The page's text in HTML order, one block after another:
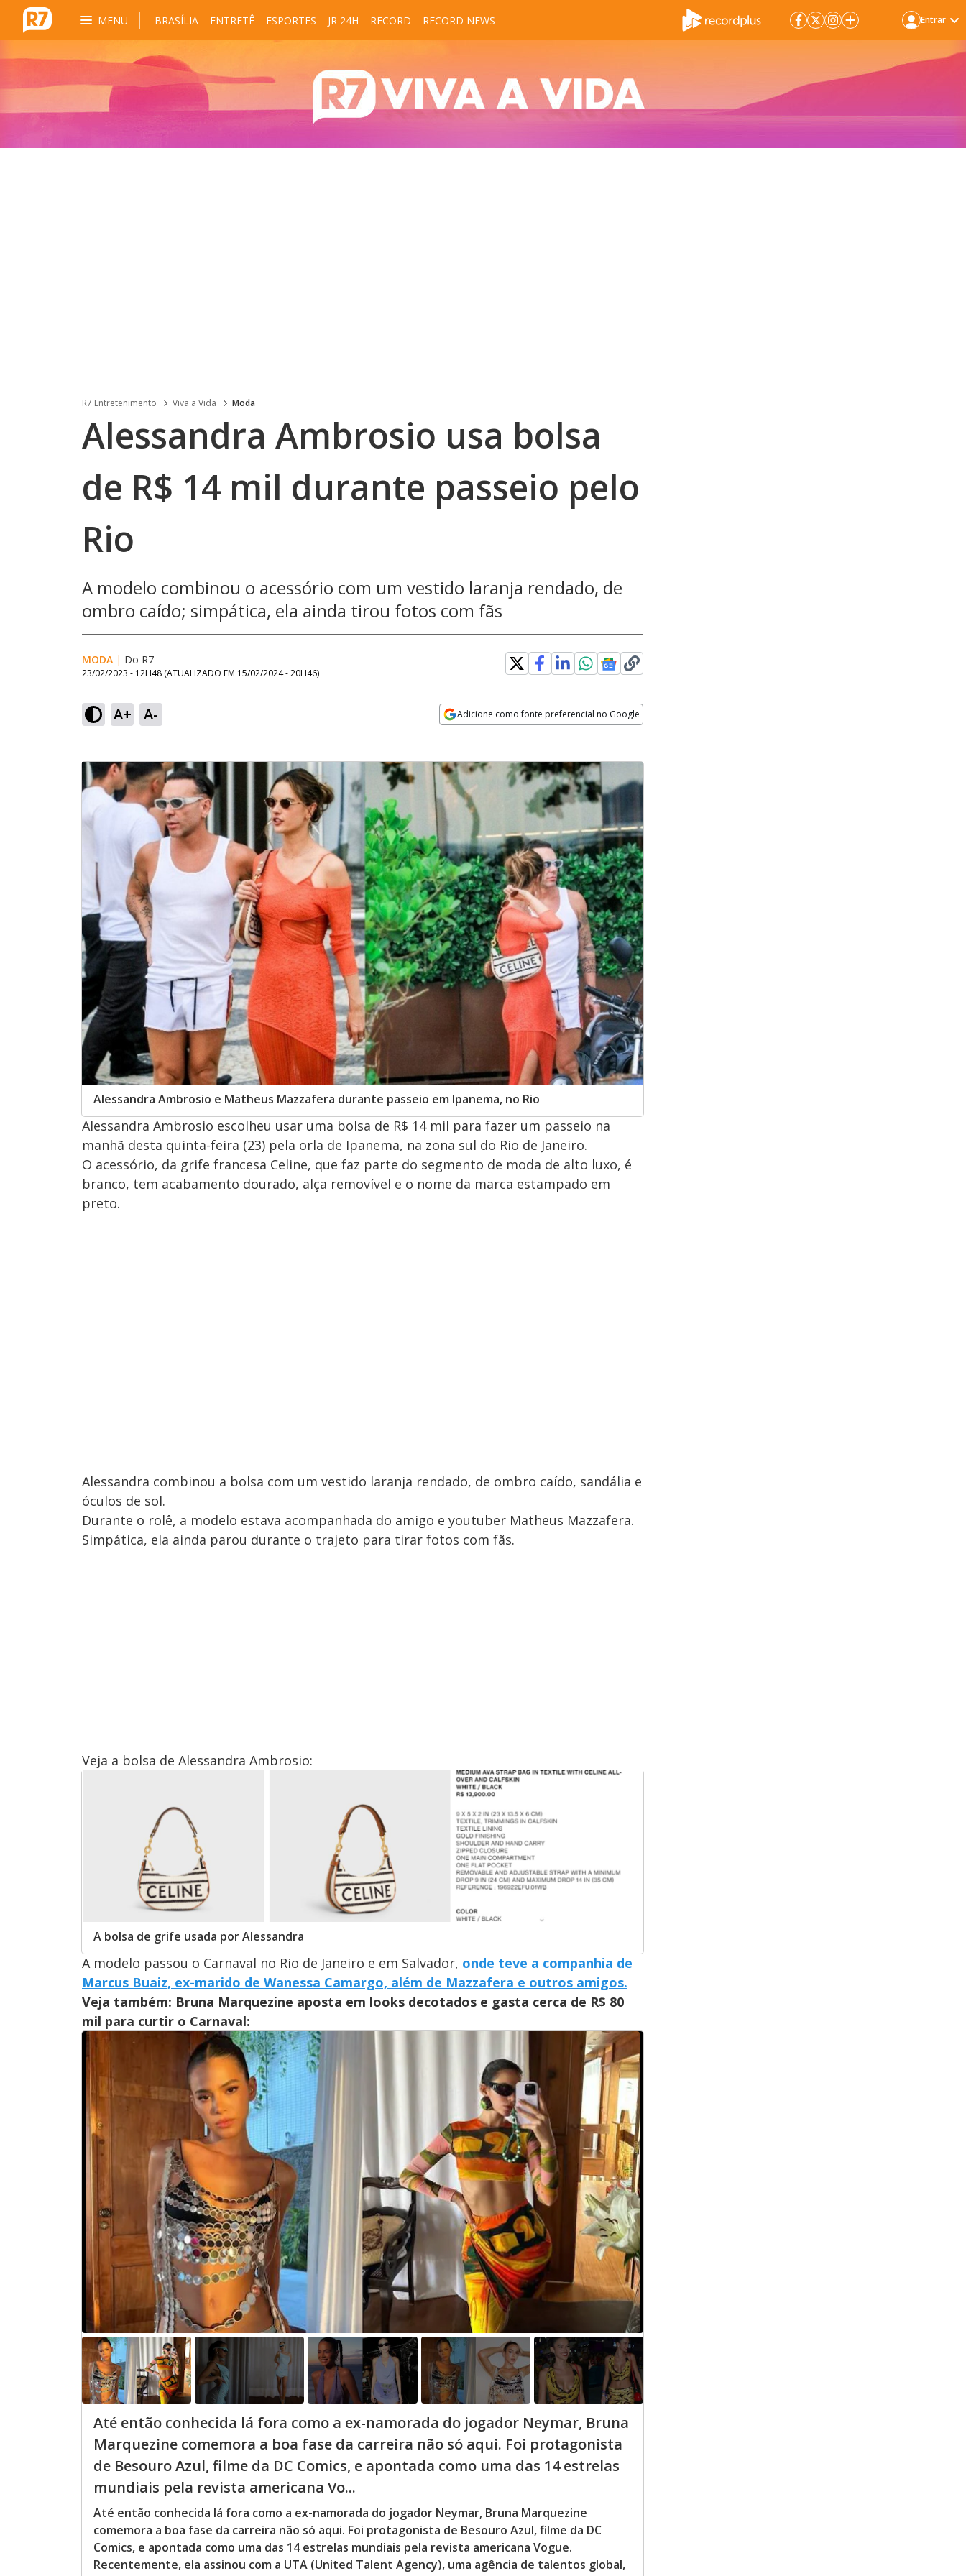
MENU BRASÍLIA ENTRETÊ ESPORTES JR 24H RECORD RECORD NEWS Entrar
R7 Entretenimento Viva a Vida Moda
Alessandra Ambrosio usa bolsa
de R$ 14 mil durante passeio pelo
Rio
A modelo combinou o acessório com um vestido laranja rendado, de
ombro caído; simpática, ela ainda tirou fotos com fãs
MODA | Do R7
23/02/2023 - 12H48 (ATUALIZADO EM 15/02/2024 - 20H46)
A+ A- Adicione como fonte preferencial no Google
Alessandra Ambrosio e Matheus Mazzafera durante passeio em Ipanema, no Rio
Alessandra Ambrosio escolheu usar uma bolsa de R$ 14 mil para fazer um passeio na
manhã desta quinta-feira (23) pela orla de Ipanema, na zona sul do Rio de Janeiro.
O acessório, da grife francesa Celine, que faz parte do segmento de moda de alto luxo, é
branco, tem acabamento dourado, alça removível e o nome da marca estampado em
preto.
Alessandra combinou a bolsa com um vestido laranja rendado, de ombro caído, sandália e
óculos de sol.
Durante o rolê, a modelo estava acompanhada do amigo e youtuber Matheus Mazzafera.
Simpática, ela ainda parou durante o trajeto para tirar fotos com fãs.
Veja a bolsa de Alessandra Ambrosio:
A bolsa de grife usada por Alessandra
A modelo passou o Carnaval no Rio de Janeiro e em Salvador, onde teve a companhia de
Marcus Buaiz, ex-marido de Wanessa Camargo, além de Mazzafera e outros amigos.
Veja também: Bruna Marquezine aposta em looks decotados e gasta cerca de R$ 80
mil para curtir o Carnaval:
Até então conhecida lá fora como a ex-namorada do jogador Neymar, Bruna
Marquezine comemora a boa fase da carreira não só aqui. Foi protagonista
de Besouro Azul, filme da DC Comics, e apontada como uma das 14 estrelas
mundiais pela revista americana Vo...
Até então conhecida lá fora como a ex-namorada do jogador Neymar, Bruna Marquezine
comemora a boa fase da carreira não só aqui. Foi protagonista de Besouro Azul, filme da DC
Comics, e apontada como uma das 14 estrelas mundiais pela revista americana Vogue.
Recentemente, ela assinou com a UTA (United Talent Agency), uma agência de talentos global,